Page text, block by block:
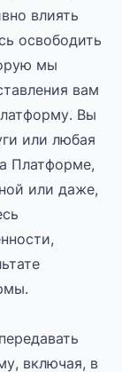
влиять
освободить
мы
вам
Вы
или любая
Платформе,
или даже,
включая, в